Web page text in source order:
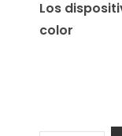
Los
color